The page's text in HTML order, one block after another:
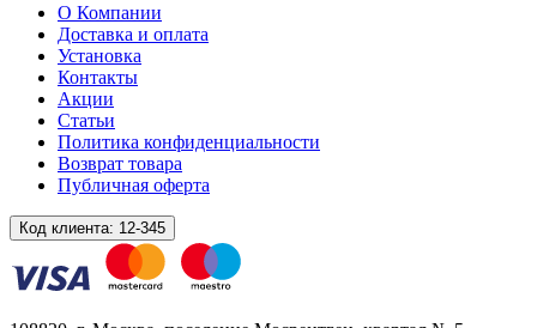
О Компании
Доставка и оплата
Установка
Контакты
Акции
Статьи
Политика конфиденциальности
Возврат товара
Публичная оферта
Код клиента: 12-345